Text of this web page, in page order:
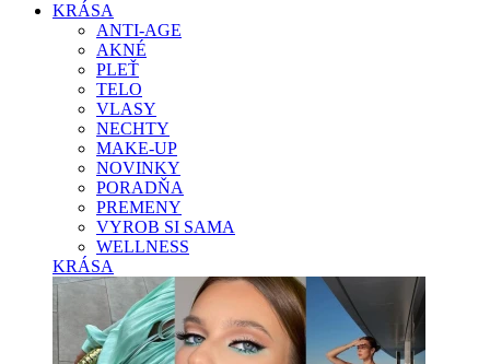
KRÁSA
ANTI-AGE
AKNÉ
PLEŤ
TELO
VLASY
NECHTY
MAKE-UP
NOVINKY
PORADŇA
PREMENY
VYROB SI SAMA
WELLNESS
KRÁSA